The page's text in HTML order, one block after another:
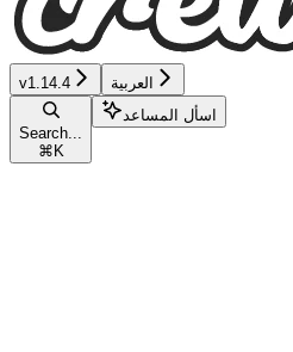
v1.14.4 العربية
Search...
⌘ K
اسأل المساعد